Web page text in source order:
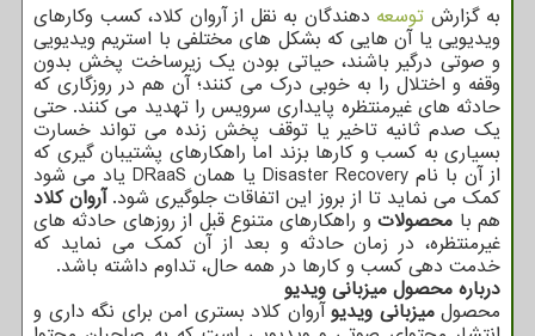
به گزارش توسعه دهندگان به نقل از آروان کلاد، کسب وکارهای
ویدیویی یا آن هایی که بشکل های مختلفی با استریم ویدیویی
و صوتی درگیر باشند، حیاتی بودن یک زیرساخت پخش بدون
وقفه و اختلال را به خوبی درک می کنند؛ آن هم در روزگاری که
حادثه های غیرمنتظره پایداری سرویس را تهدید می کنند. حتی
یک صدم ثانیه تاخیر یا توقف پخش زنده می تواند خسارت
بسیاری به کسب و کارها بزند اما راهکارهای پشتیبان گیری که
از آن با نام Disaster Recovery یا همان DRaaS یاد می شود
کمک می نماید تا از بروز این اتفاقات جلوگیری شود. آروان کلاد
هم با محصولاتو راهکارهای متنوع قبل از روزهای حادثه های
غیرمنتظره، در زمان حادثه و بعد از آن کمک می نماید که
خدمت دهی کسب و کارها در همه حال، تداوم داشته باشد.
درباره محصول میزبانی ویدیو
محصول میزبانی ویدیوآروان کلاد بستری امن برای نگه داری و